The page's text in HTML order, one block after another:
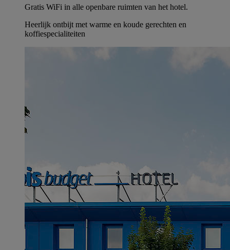
Gratis WiFi in alle openbare ruimten van het hotel.
Heerlijk ontbijt met warme en koude gerechten en
koffiespecialiteiten